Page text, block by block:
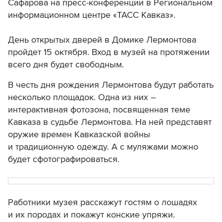
Сафарова на пресс-конференции в Региональном
информационном центре «ТАСС Кавказ».
День открытых дверей в Домике Лермонтова
пройдет 15 октября. Вход в музей на протяжении
всего дня будет свободным.
В честь дня рождения Лермонтова будут работать
несколько площадок. Одна из них –
интерактивная фотозона, посвященная теме
Кавказа в судьбе Лермонтова. На ней представят
оружие времен Кавказской войны
и традиционную одежду. А с муляжами можно
будет сфотографироваться.
Работники музея расскажут гостям о лошадях
и их породах и покажут конские упряжи.